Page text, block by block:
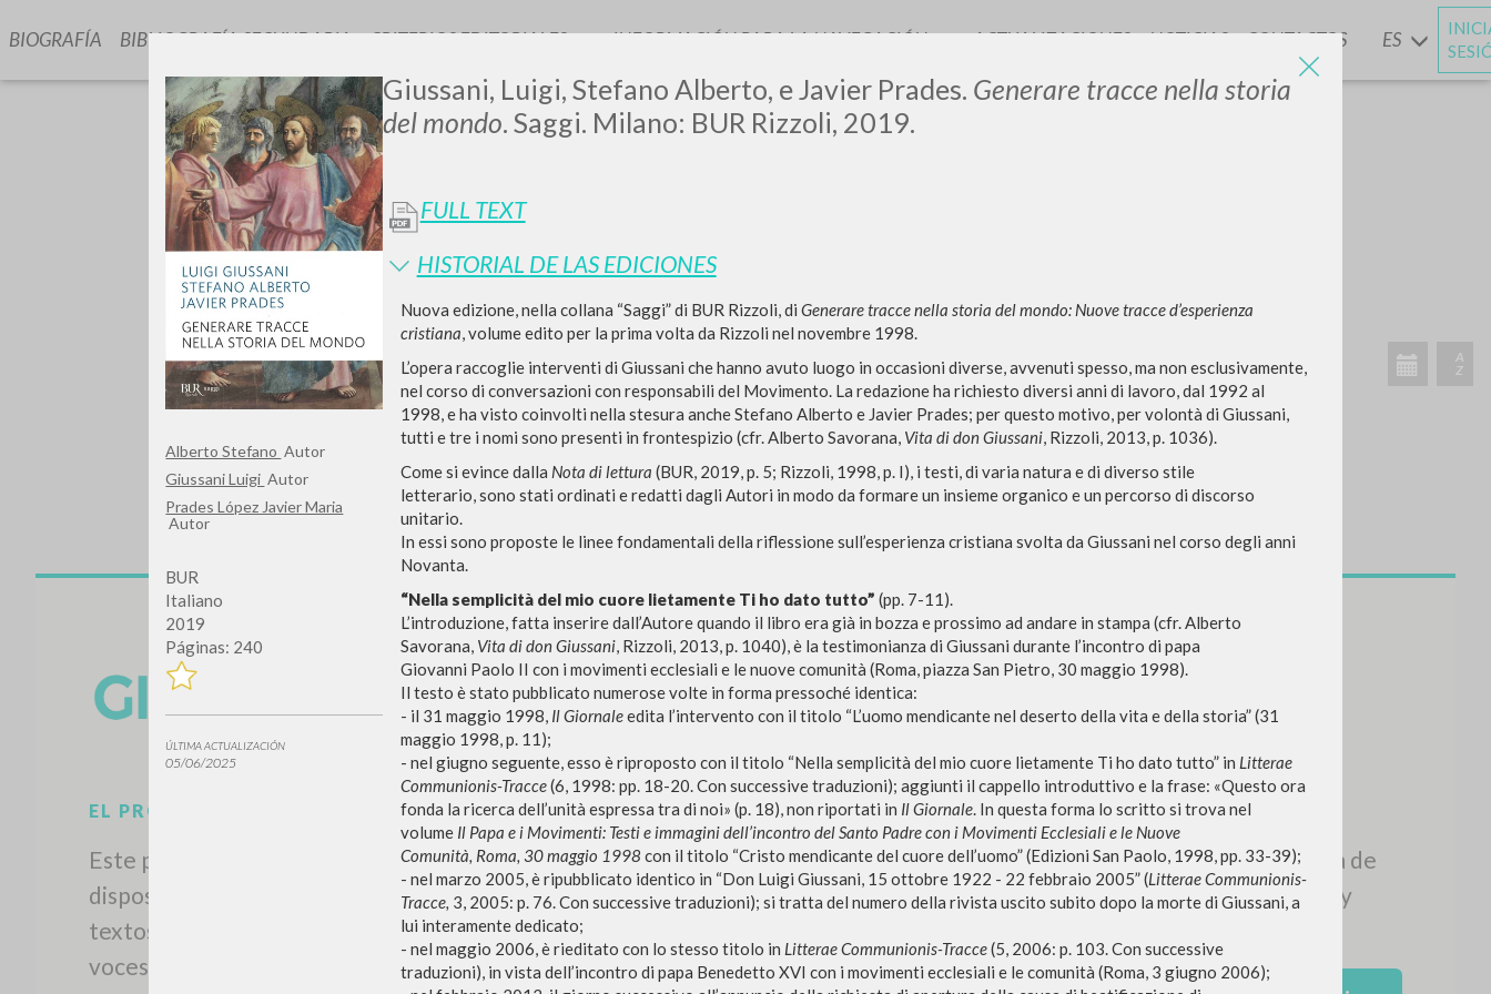
Alberto Stefano Autor
Giussani Luigi Autor
Prades López Javier Maria
Autor
BUR
Italiano
2019
Páginas: 240
ÚLTIMA ACTUALIZACIÓN
05/06/2025
Giussani, Luigi, Stefano Alberto, e Javier Prades. Generare tracce nella storia
del mondo. Saggi. Milano: BUR Rizzoli, 2019.
FULL TEXT
HISTORIAL DE LAS EDICIONES
Nuova edizione, nella collana “Saggi” di BUR Rizzoli, di Generare tracce nella storia del mondo: Nuove tracce d’esperienza
cristiana, volume edito per la prima volta da Rizzoli nel novembre 1998.
L’opera raccoglie interventi di Giussani che hanno avuto luogo in occasioni diverse, avvenuti spesso, ma non esclusivamente,
nel corso di conversazioni con responsabili del Movimento. La redazione ha richiesto diversi anni di lavoro, dal 1992 al
1998, e ha visto coinvolti nella stesura anche Stefano Alberto e Javier Prades; per questo motivo, per volontà di Giussani,
tutti e tre i nomi sono presenti in frontespizio (cfr. Alberto Savorana, Vita di don Giussani, Rizzoli, 2013, p. 1036).
Come si evince dalla Nota di lettura (BUR, 2019, p. 5; Rizzoli, 1998, p. I), i testi, di varia natura e di diverso stile
letterario, sono stati ordinati e redatti dagli Autori in modo da formare un insieme organico e un percorso di discorso
unitario.
In essi sono proposte le linee fondamentali della riflessione sull’esperienza cristiana svolta da Giussani nel corso degli anni
Novanta.
“Nella semplicità del mio cuore lietamente Ti ho dato tutto” (pp. 7-11).
L’introduzione, fatta inserire dall’Autore quando il libro era già in bozza e prossimo ad andare in stampa (cfr. Alberto
Savorana, Vita di don Giussani, Rizzoli, 2013, p. 1040), è la testimonianza di Giussani durante l’incontro di papa
Giovanni Paolo II con i movimenti ecclesiali e le nuove comunità (Roma, piazza San Pietro, 30 maggio 1998).
Il testo è stato pubblicato numerose volte in forma pressoché identica:
- il 31 maggio 1998, Il Giornaleedita l’intervento con il titolo “L’uomo mendicante nel deserto della vita e della storia” (31
maggio 1998, p. 11);
- nel giugno seguente, esso è riproposto con il titolo “Nella semplicità del mio cuore lietamente Ti ho dato tutto” in Litterae
Communionis-Tracce(6, 1998: pp. 18-20. Con successive traduzioni); aggiunti il cappello introduttivo e la frase: «Questo ora
fonda la ricerca dell’unità espressa tra di noi» (p. 18), non riportati in Il Giornale. In questa forma lo scritto si trova nel
volume Il Papa e i Movimenti: Testi e immagini dell’incontro del Santo Padre con i Movimenti Ecclesiali e le Nuove
Comunità, Roma, 30 maggio 1998 con il titolo “Cristo mendicante del cuore dell’uomo” (Edizioni San Paolo, 1998, pp. 33-39);
- nel marzo 2005, è ripubblicato identico in “Don Luigi Giussani, 15 ottobre 1922 - 22 febbraio 2005” (Litterae Communionis-
Tracce, 3, 2005: p. 76. Con successive traduzioni); si tratta del numero della rivista uscito subito dopo la morte di Giussani, a
lui interamente dedicato;
- nel maggio 2006, è rieditato con lo stesso titolo in Litterae Communionis-Tracce(5, 2006: p. 103. Con successive
traduzioni), in vista dell’incontro di papa Benedetto XVI con i movimenti ecclesiali e le comunità (Roma, 3 giugno 2006);
BIOGRAFÍA BIBLIOGRAFÍA SECUNDARIA CRITERIOS EDITORIALES INFORMACIÓN PARA LA NAVEGACIÓN ACTUALIZACIONESYNOTICIAS CONTACTOS ES
Ver detalles por tipo
IDIOMA AUTOR AÑO ACTIVIDADES RECIENTES
A
Z
RESULTADOS SUCESIVOS
EL PROYECTO
Este portal recoge y pone a
disposición de los usuarios los
textos de Luigi Giussani: casi 5000
voces bibliográficas, textos
NAVEGA
Búsqueda avanzada »
Il PerCorso
Contactos
Iniciar sesión
IDIOMA
Italiano
Inglés
Español
NEWSLETTER
Recibe información actualizada de
nuevas publicaciones, eventos y